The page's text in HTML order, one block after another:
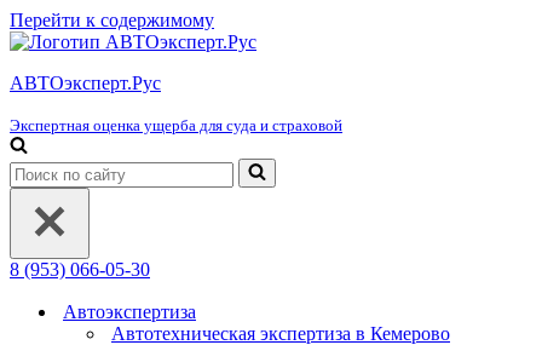
Перейти к содержимому
АВТОэксперт.Рус
Экспертная оценка ущерба для суда и страховой
Искать...
8 (953) 066-05-30
Автоэкспертиза
Автотехническая экспертиза в Кемерово